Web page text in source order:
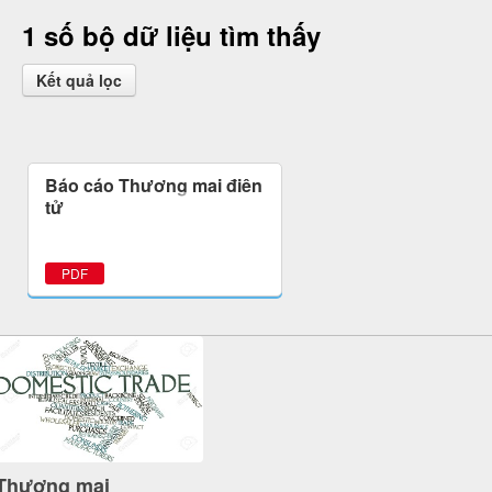
1 số bộ dữ liệu tìm thấy
Kết quả lọc
Báo cáo Thương mại điện
tử
PDF
mại